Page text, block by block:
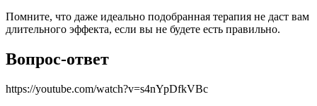
Помните, что даже идеально подобранная терапия не даст вам
длительного эффекта, если вы не будете есть правильно.
Вопрос-ответ
https://youtube.com/watch?v=s4nYpDfkVBc